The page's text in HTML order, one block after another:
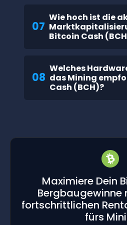
07
Wie hoch ist die
Bitcoin Cash
08
Welches
das Mining
Cash (BCH)?
Maximiere Dein
Bergbaugewinne
fortschrittlichen
fürs